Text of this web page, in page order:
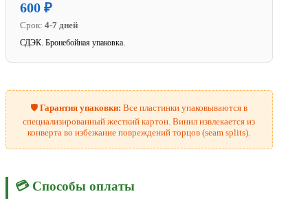
600 ₽
Срок: 4-7 дней
СДЭК. Бронебойная упаковка.
🛡️Гарантия упаковки: Все пластинки упаковываются в
специализированный жесткий картон. Винил извлекается из
конверта во избежание повреждений торцов (seam splits).
💳 Способы оплаты